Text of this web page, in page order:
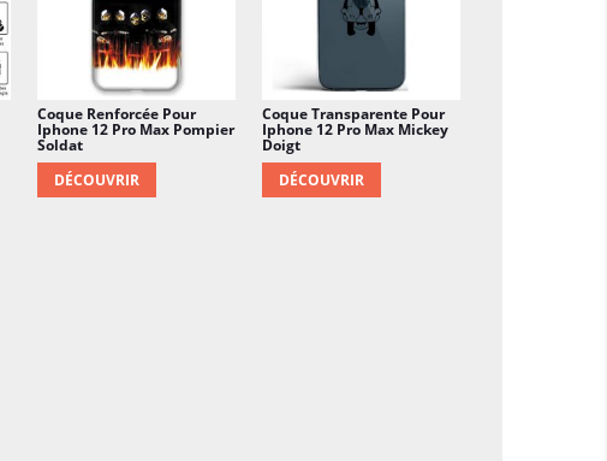
Coque Renforcée Pour
Iphone 12 Pro Max Pompier
Soldat
DÉCOUVRIR
Coque Transparente Pour
Iphone 12 Pro Max Mickey
Doigt
DÉCOUVRIR